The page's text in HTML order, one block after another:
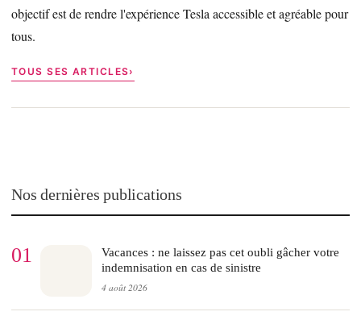
objectif est de rendre l'expérience Tesla accessible et agréable pour
tous.
TOUS SES ARTICLES
Nos dernières publications
01
Vacances : ne laissez pas cet oubli gâcher votre
indemnisation en cas de sinistre
4 août 2026